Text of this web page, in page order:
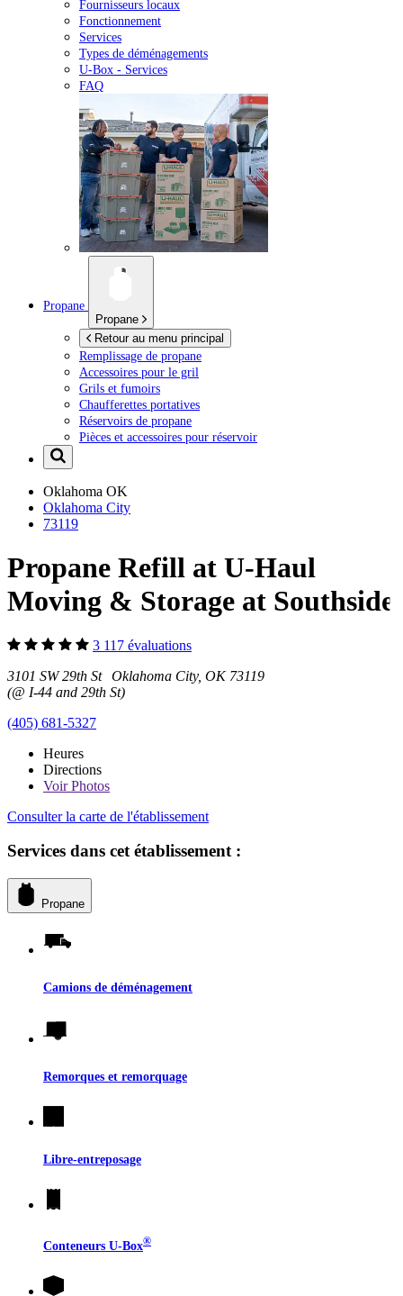
Fournisseurs locaux
Fonctionnement
Services
Types de déménagements
U-Box - Services
FAQ
Propane
Propane
Retour au menu principal
Remplissage de propane
Accessoires pour le gril
Grils et fumoirs
Chaufferettes portatives
Réservoirs de propane
Pièces et accessoires pour réservoir
Oklahoma OK
Oklahoma City
73119
Propane Refill at U-Haul
Moving & Storage at Southside
3 117 évaluations
3101 SW 29th St Oklahoma City, OK 73119
(@ I-44 and 29th St)
(405) 681-5327
Heures
Directions
VoirPhotos
Consulter la carte de l'établissement
Services dans cet établissement :
Propane
Camions de déménagement
Remorques et remorquage
Libre-entreposage
Conteneurs U-Box®